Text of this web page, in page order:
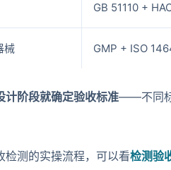
GB 51110 +
械 GMP + ISO
计阶段就确定验收标准——不同标
检测的实操流程，可以看检测验